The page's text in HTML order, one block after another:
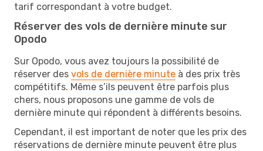
tarif correspondant à votre budget.
Réserver des vols de dernière minute sur
Opodo
Sur Opodo, vous avez toujours la possibilité de
réserver des vols de dernière minute à des prix très
compétitifs. Même s’ils peuvent être parfois plus
chers, nous proposons une gamme de vols de
dernière minute qui répondent à différents besoins.
Cependant, il est important de noter que les prix des
réservations de dernière minute peuvent être plus